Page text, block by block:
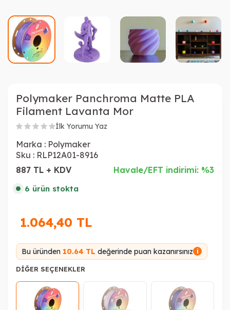
Polymaker Panchroma Matte PLA
Filament Lavanta Mor
İlk Yorumu Yaz
Marka : Polymaker
Sku : RLP12A01-8916
887 TL + KDV
Havale/EFT indirimi: %3
6 ürün stokta
1.064,40 TL
Bu üründen 10.64 TL değerinde puan kazanırsınız i
DIĞER SEÇENEKLER